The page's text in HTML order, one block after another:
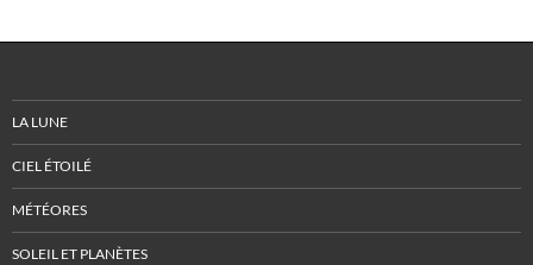
LA LUNE
CIEL ÉTOILÉ
MÉTÉORES
SOLEIL ET PLANÈTES